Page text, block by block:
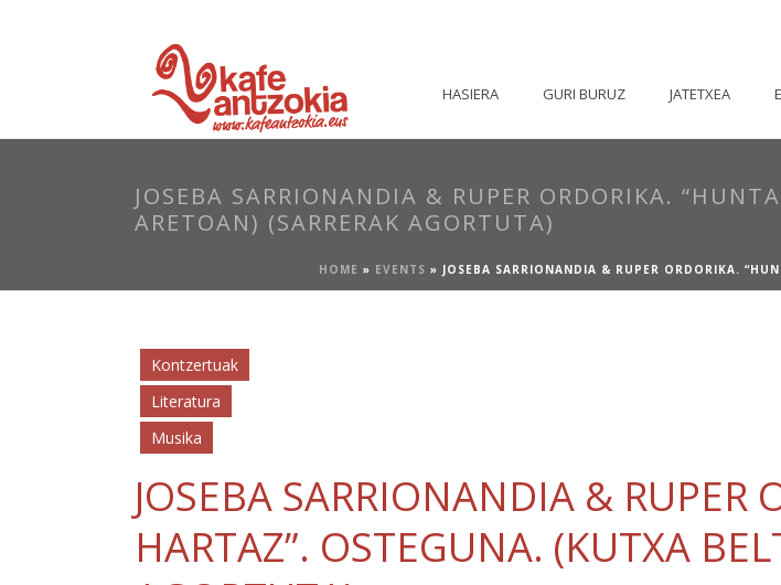
HASIERA GURI BURUZ JATETXEA
JOSEBA SARRIONANDIA & RUPER ORDORIKA.
ARETOAN) (SARRERAK AGORTUTA)
HOME » EVENTS » JOSEBA SARRIONANDIA & RUPER ORDORIKA.
Kontzertuak
Literatura
Musika
JOSEBA SARRIONANDIA & RUPER
HARTAZ”. OSTEGUNA. (KUTXA